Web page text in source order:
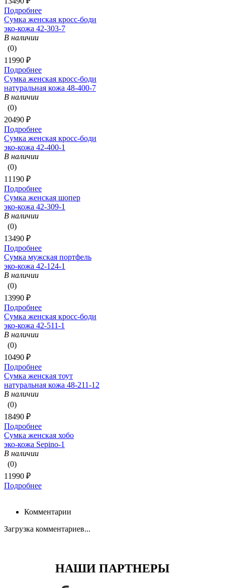
Подробнее
Сумка женская кросс-боди
эко-кожа 42-303-7
В наличии
(0)
11990 ₽
Подробнее
Сумка женская кросс-боди
натуральная кожа 48-400-7
В наличии
(0)
20490 ₽
Подробнее
Сумка женская кросс-боди
эко-кожа 42-400-1
В наличии
(0)
11190 ₽
Подробнее
Сумка женская шопер
эко-кожа 42-309-1
В наличии
(0)
13490 ₽
Подробнее
Сумка мужская портфель
эко-кожа 42-124-1
В наличии
(0)
13990 ₽
Подробнее
Сумка женская кросс-боди
эко-кожа 42-511-1
В наличии
(0)
10490 ₽
Подробнее
Сумка женская тоут
натуральная кожа 48-211-12
В наличии
(0)
18490 ₽
Подробнее
Сумка женская хобо
эко-кожа Sepino-1
В наличии
(0)
11990 ₽
Подробнее
Комментарии
Загрузка комментариев...
НАШИ ПАРТНЕРЫ